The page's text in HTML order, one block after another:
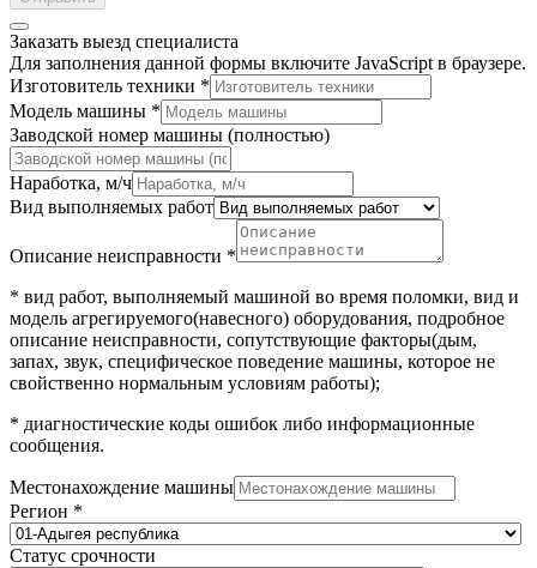
Заказать выезд специалиста
Для заполнения данной формы включите JavaScript в браузере.
Изготовитель техники *
Модель машины *
Заводской номер машины (полностью)
Наработка, м/ч
Вид выполняемых работ
Описание неисправности *
* вид работ, выполняемый машиной во время поломки, вид и
модель агрегируемого(навесного) оборудования, подробное
описание неисправности, сопутствующие факторы(дым,
запах, звук, специфическое поведение машины, которое не
свойственно нормальным условиям работы);
* диагностические коды ошибок либо информационные
сообщения.
Местонахождение машины
Регион *
Статус срочности